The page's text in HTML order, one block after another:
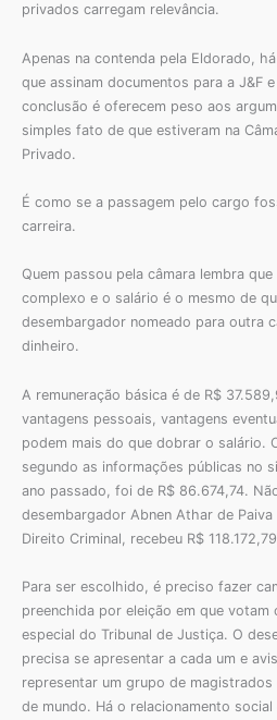
privados carregam relevância.
Apenas na contenda pela Eldorado,
que assinam documentos para a J&F
conclusão é oferecem peso aos
simples fato de que estiveram na
Privado.
É como se a passagem pelo cargo
carreira.
Quem passou pela câmara lembra
complexo e o salário é o mesmo de
desembargador nomeado para outra
dinheiro.
A remuneração básica é de R$
vantagens pessoais, vantagens
podem mais do que dobrar o salário.
segundo as informações públicas no
ano passado, foi de R$ 86.674,74.
desembargador Abnen Athar de Paiva
Direito Criminal, recebeu R$
Para ser escolhido, é preciso fazer
preenchida por eleição em que
especial do Tribunal de Justiça. O
precisa se apresentar a cada um e
representar um grupo de
de mundo. Há o relacionamento